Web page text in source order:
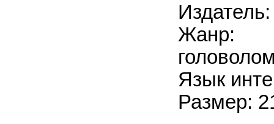
Жанр:
Язык
Размер: